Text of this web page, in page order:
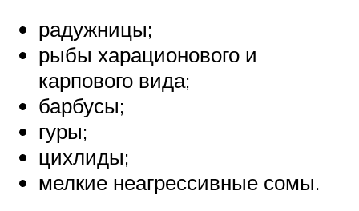
радужницы;
рыбы харационового и
карпового вида;
барбусы;
гуры;
цихлиды;
мелкие неагрессивные сомы.